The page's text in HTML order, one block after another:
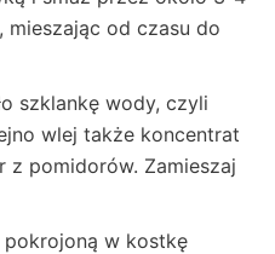
mieszając od czasu do
szklankę wody, czyli
wlej także koncentrat
pomidorów. Zamieszaj
w kostkę